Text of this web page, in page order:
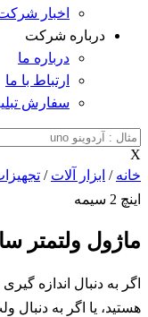
اخبار
درباره شرکت
درباره ما
ارتباط با ما
سفارش
X
خانه / ابزار آلات /
اینچ 2 سیمه
ماژول ولتمتر سایز 0.36 اینچ 2
هستید، یا اگر به